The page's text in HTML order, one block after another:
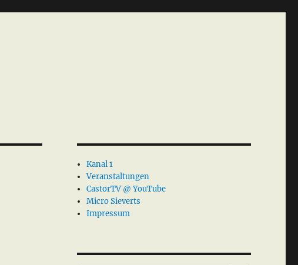
Kanal 1
Veranstaltungen
CastorTV @ YouTube
Micro Sieverts
Impressum